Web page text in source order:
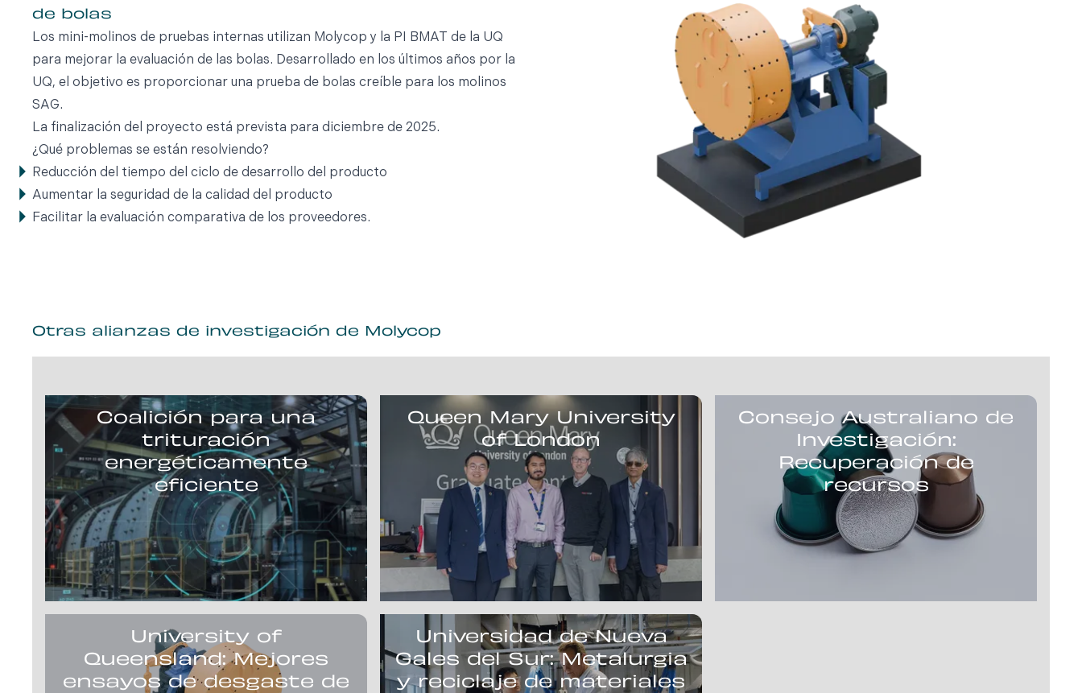
de bolas
Los mini-molinos de pruebas internas utilizan Molycop y la PI BMAT de la UQ
para mejorar la evaluación de las bolas. Desarrollado en los últimos años por la
UQ, el objetivo es proporcionar una prueba de bolas creíble para los molinos
SAG.
La finalización del proyecto está prevista para diciembre de 2025.
¿Qué problemas se están resolviendo?
Reducción del tiempo del ciclo de desarrollo del producto
Aumentar la seguridad de la calidad del producto
Facilitar la evaluación comparativa de los proveedores.
Otras alianzas de investigación de Molycop
Coalición para una
trituración
energéticamente
eficiente
Queen Mary University
of London
Consejo Australiano de
Investigación:
Recuperación de
recursos
University of
Queensland: Mejores
ensayos de desgaste de
Universidad de Nueva
Gales del Sur: Metalurgia
y reciclaje de materiales